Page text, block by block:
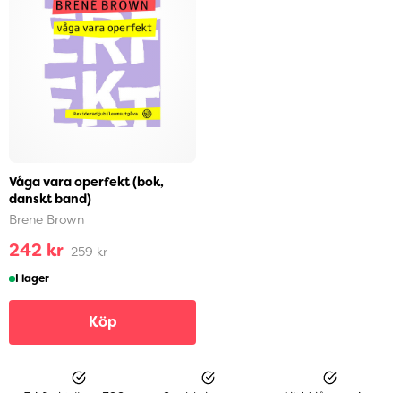
Våga vara operfekt (bok,
danskt band)
Brene Brown
242 kr 259 kr
I lager
Köp